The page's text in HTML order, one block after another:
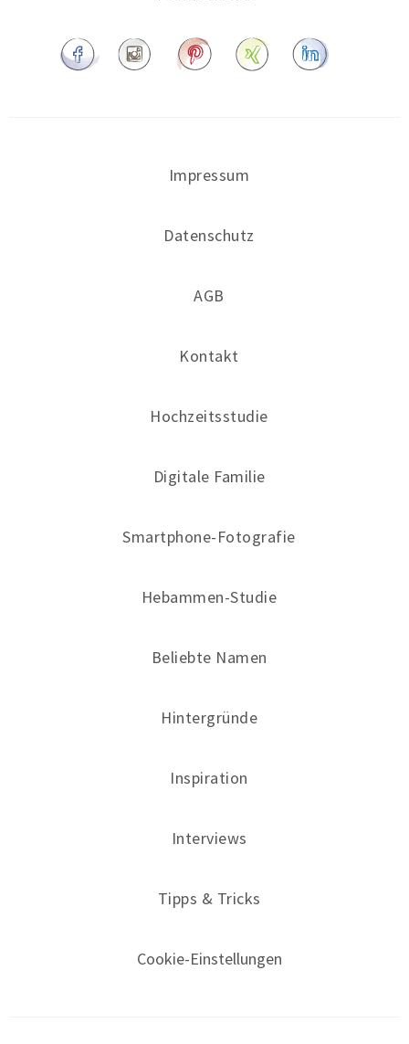
Impressum
Datenschutz
AGB
Kontakt
Hochzeitsstudie
Digitale Familie
Smartphone-Fotografie
Hebammen-Studie
Beliebte Namen
Hintergründe
Inspiration
Interviews
Tipps & Tricks
Cookie-Einstellungen